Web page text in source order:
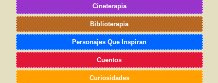
Cineterapia
Biblioterapia
Personajes Que Inspiran
Cuentos
Curiosidades